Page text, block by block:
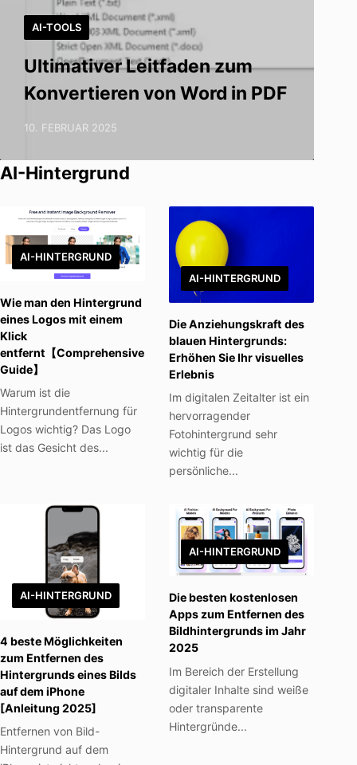
AI-TOOLS
Ultimativer Leitfaden zum
Konvertieren von Word in PDF
10. FEBRUAR 2025
AI-Hintergrund
AI-HINTERGRUND
Wie man den Hintergrund
eines Logos mit einem
Klick
entfernt【Comprehensive
Guide】
Warum ist die
Hintergrundentfernung für
Logos wichtig? Das Logo
ist das Gesicht des...
AI-HINTERGRUND
Die Anziehungskraft des
blauen Hintergrunds:
Erhöhen Sie Ihr visuelles
Erlebnis
Im digitalen Zeitalter ist ein
hervorragender
Fotohintergrund sehr
wichtig für die
persönliche...
AI-HINTERGRUND
4 beste Möglichkeiten
zum Entfernen des
Hintergrunds eines Bilds
auf dem iPhone
[Anleitung 2025]
Entfernen von Bild-
Hintergrund auf dem
AI-HINTERGRUND
Die besten kostenlosen
Apps zum Entfernen des
Bildhintergrunds im Jahr
2025
Im Bereich der Erstellung
digitaler Inhalte sind weiße
oder transparente
Hintergründe...